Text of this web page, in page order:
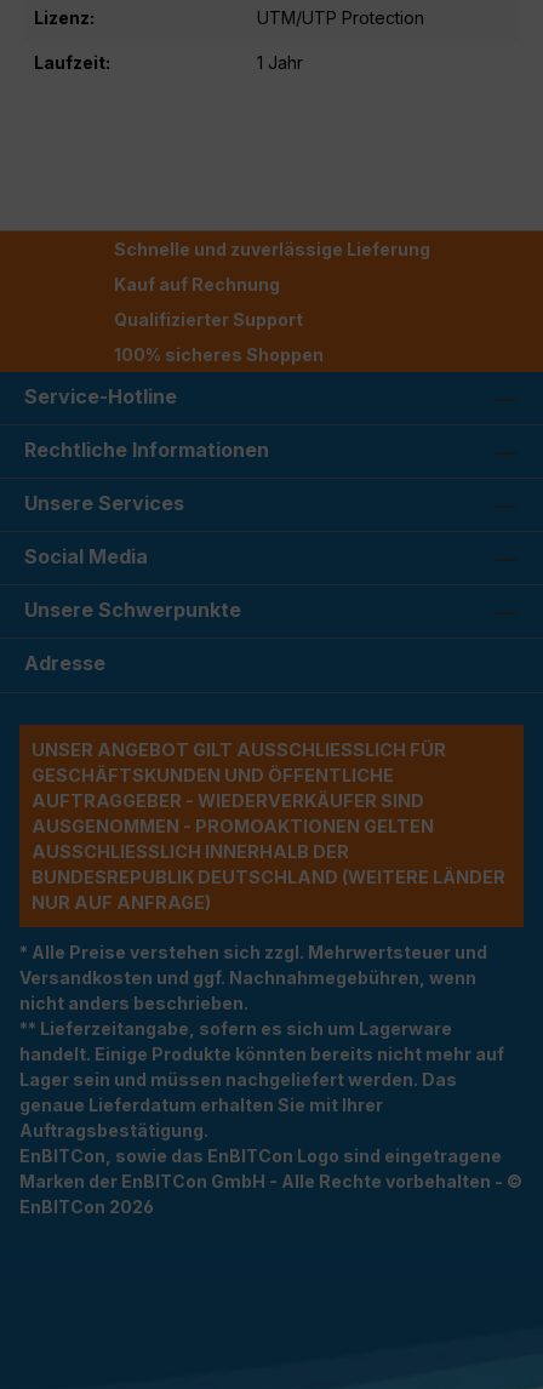
Lizenz: UTM/UTP Protection
Laufzeit: 1 Jahr
Schnelle und zuverlässige Lieferung
Kauf auf Rechnung
Qualifizierter Support
100% sicheres Shoppen
Service-Hotline
Rechtliche Informationen
Unsere Services
Social Media
Unsere Schwerpunkte
Adresse
UNSER ANGEBOT GILT AUSSCHLIESSLICH FÜR G
ESCHÄFTSKUNDEN UND ÖFFENTLICHE A
UFTRAGGEBER - WIEDERVERKÄUFER SIND A
USGENOMMEN - PROMOAKTIONEN GELTEN A
USSCHLIESSLICH INNERHALB DER BU
NDESREPUBLIK DEUTSCHLAND (WEITERE LÄNDER NU
R AUF ANFRAGE)
* Alle Preise verstehen sich zzgl. Mehrwertsteuer und
Versandkosten und ggf. Nachnahmegebühren, wenn
nicht anders beschrieben.
** Lieferzeitangabe, sofern es sich um Lagerware
handelt. Einige Produkte könnten bereits nicht mehr auf
Lager sein und müssen nachgeliefert werden. Das
genaue Lieferdatum erhalten Sie mit Ihrer
Auftragsbestätigung.
EnBITCon, sowie das EnBITCon Logo sind eingetragene
Marken der EnBITCon GmbH - Alle Rechte vorbehalten - ©
EnBITCon 2026